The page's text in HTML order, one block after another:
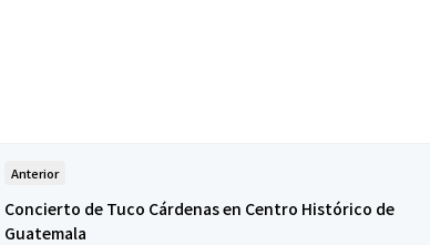
Anterior
Concierto de Tuco Cárdenas en Centro Histórico de
Guatemala